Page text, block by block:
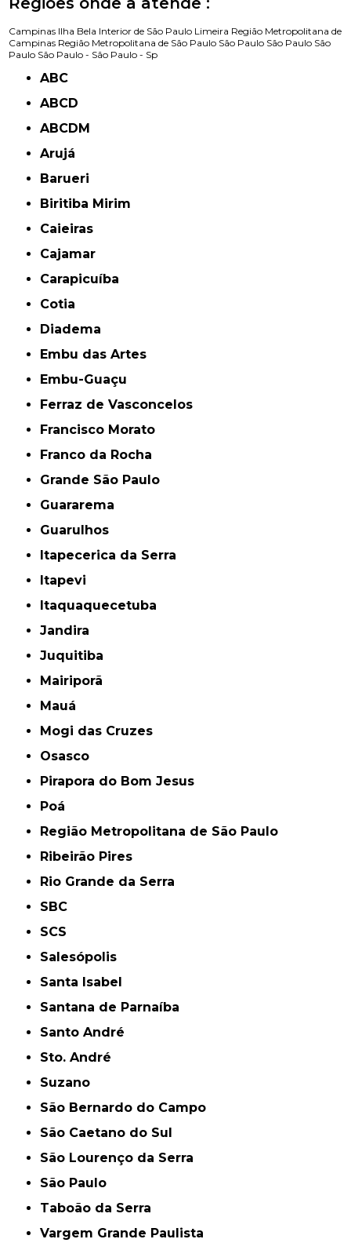
Campinas Ilha Bela Interior de São Paulo Limeira Região Metropolitana de
Campinas Região Metropolitana de São Paulo São Paulo São Paulo São
Paulo São Paulo - São Paulo - Sp
ABC
ABCD
ABCDM
Arujá
Barueri
Biritiba Mirim
Caieiras
Cajamar
Carapicuíba
Cotia
Diadema
Embu das Artes
Embu-Guaçu
Ferraz de Vasconcelos
Francisco Morato
Franco da Rocha
Grande São Paulo
Guararema
Guarulhos
Itapecerica da Serra
Itapevi
Itaquaquecetuba
Jandira
Juquitiba
Mairiporã
Mauá
Mogi das Cruzes
Osasco
Pirapora do Bom Jesus
Poá
Região Metropolitana de São Paulo
Ribeirão Pires
Rio Grande da Serra
SBC
SCS
Salesópolis
Santa Isabel
Santana de Parnaíba
Santo André
Sto. André
Suzano
São Bernardo do Campo
São Caetano do Sul
São Lourenço da Serra
São Paulo
Taboão da Serra
Vargem Grande Paulista